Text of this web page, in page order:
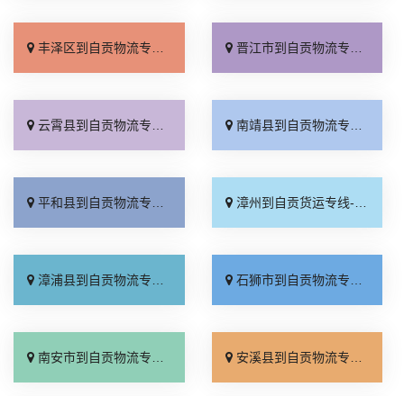
丰泽区到自贡物流专线_全境配送「省事省心」 晋江市到自贡物流专线_价格透明「送货到门」
云霄县到自贡物流专线_损坏理赔「多久能到」 南靖县到自贡物流专线_费用多少「合同承运」
平和县到自贡物流专线_价格透明「整车配货」 漳州到自贡货运专线-漳州到自贡货运公司_要多少钱「快速响应」
漳浦县到自贡物流专线_急你所需「要多少钱」 石狮市到自贡物流专线_保证时效「诚信经营」
南安市到自贡物流专线_高效运输「每日发车」 安溪县到自贡物流专线_诚信经营「定点发车」